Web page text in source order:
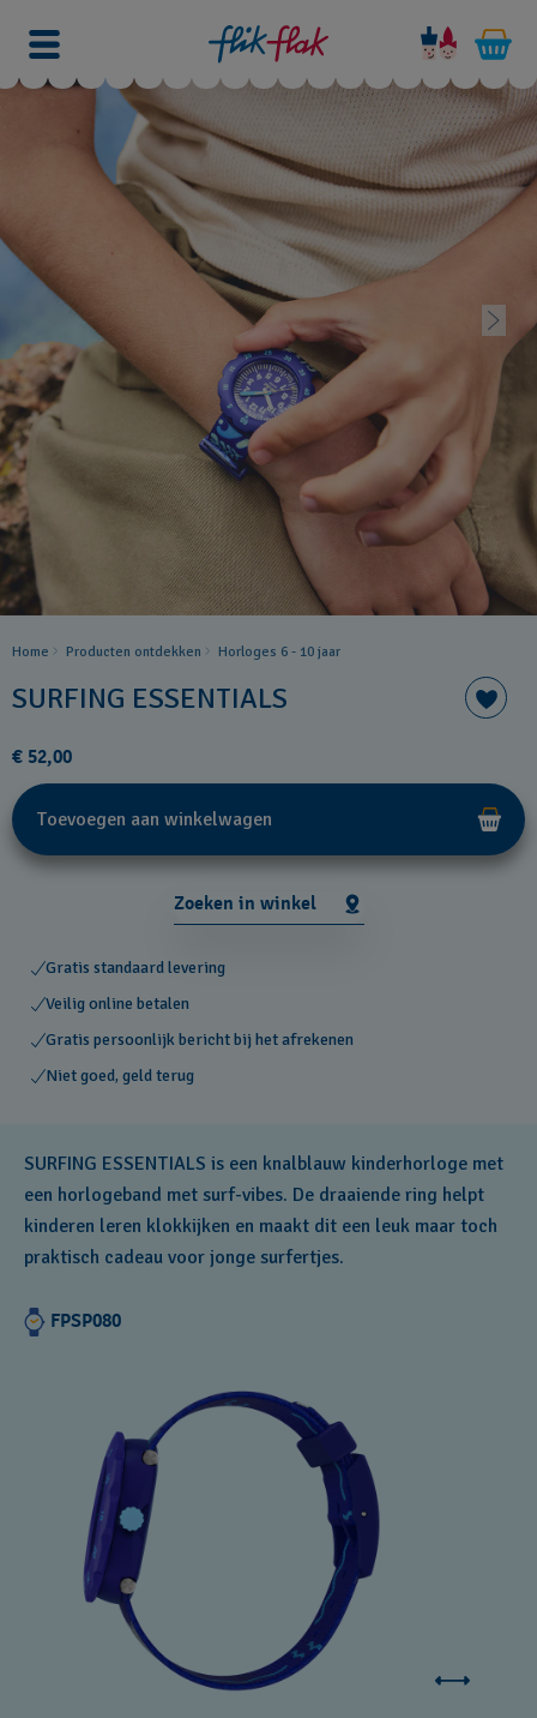
Home Producten ontdekken Horloges 6 - 10 jaar
SURFING ESSENTIALS
€ 52,00
Toevoegen aan winkelwagen
Zoeken in winkel
Gratis standaard levering
Veilig online betalen
Gratis persoonlijk bericht bij het afrekenen
Niet goed, geld terug
SURFING ESSENTIALS is een knalblauw kinderhorloge met
een horlogeband met surf-vibes. De draaiende ring helpt
kinderen leren klokkijken en maakt dit een leuk maar toch
praktisch cadeau voor jonge surfertjes.
FPSP080